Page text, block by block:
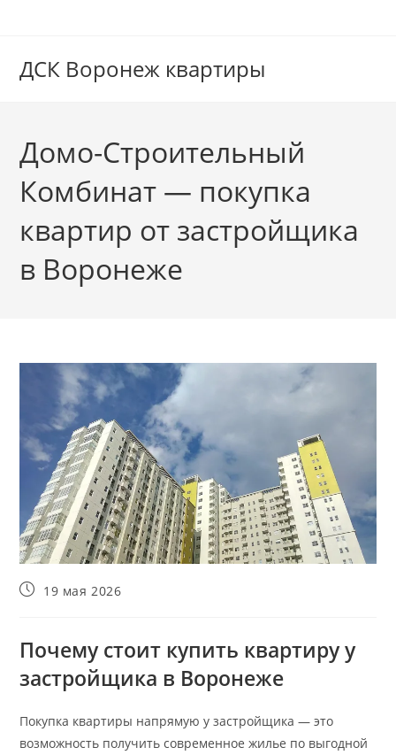
ДСК Воронеж квартиры
Домо-Строительный
Комбинат — покупка
квартир от застройщика
в Воронеже
Запись19 мая 2026
Почему стоит купить квартиру у
застройщика в Воронеже
Покупка квартиры напрямую у застройщика — это
возможность получить современное жилье по выгодной